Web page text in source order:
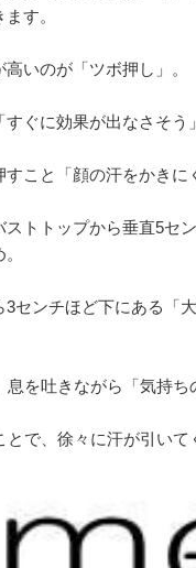
す。
いのが「ツボ押し」。
ぐに効果が出なさそう
こと「顔の汗をかきに
トトップから垂直5セ
3センチほど下にある「
を吐きながら「気持ち
で、徐々に汗が引いて